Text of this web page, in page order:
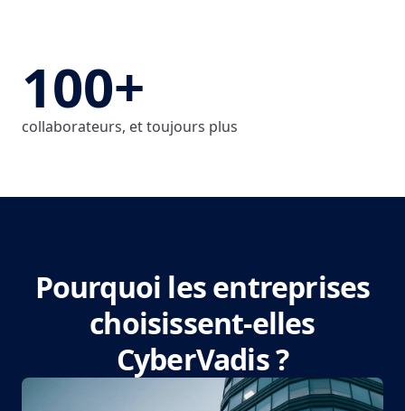
100+
collaborateurs, et toujours plus
Pourquoi les entreprises
choisissent-elles
CyberVadis ?